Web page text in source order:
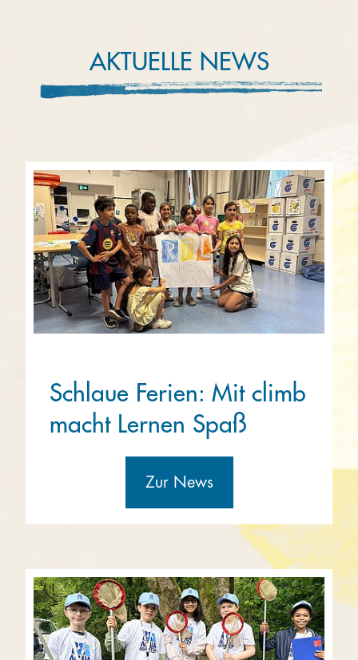
AKTUELLE NEWS
Schlaue Ferien: Mit climb
macht Lernen Spaß
Zur News